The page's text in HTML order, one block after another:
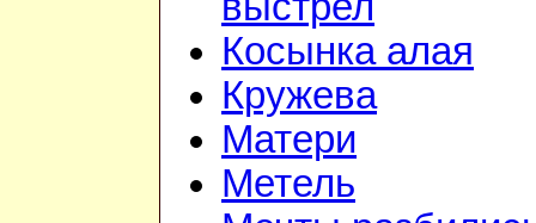
Косынка алая
Кружева
Матери
Метель